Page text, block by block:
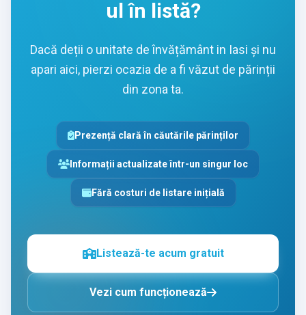
ul în listă?
Dacă deții o unitate de învățământ in Iasi și nu
apari aici, pierzi ocazia de a fi văzut de părinții
din zona ta.
Prezență clară în căutările părinților
Informații actualizate într-un singur loc
Fără costuri de listare inițială
Listează-te acum gratuit
Vezi cum funcționează